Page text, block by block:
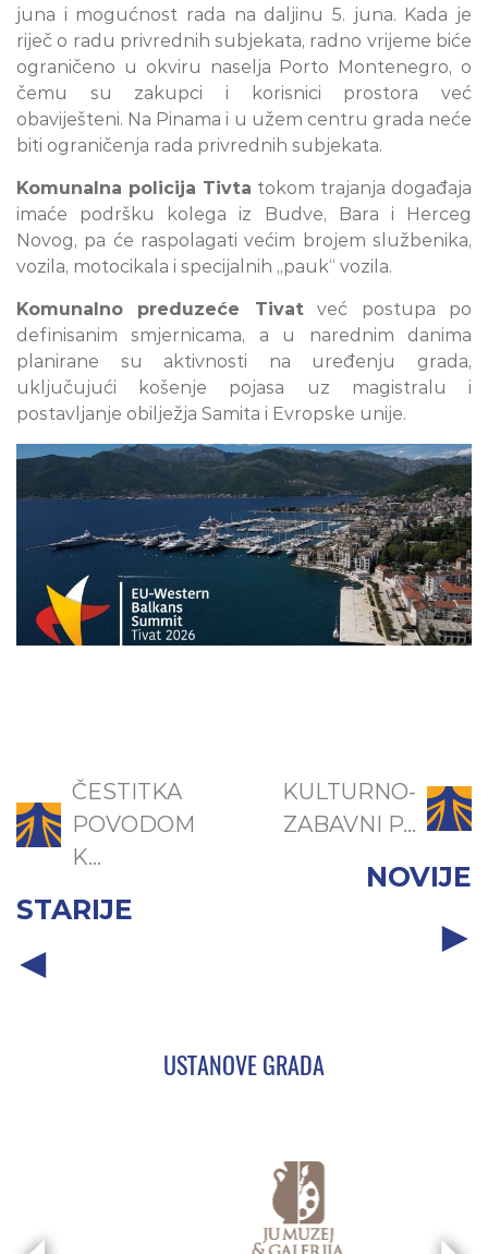
juna i mogućnost rada na daljinu 5. juna. Kada je
riječ o radu privrednih subjekata, radno vrijeme biće
ograničeno u okviru naselja Porto Montenegro, o
čemu su zakupci i korisnici prostora već
obaviješteni. Na Pinama i u užem centru grada neće
biti ograničenja rada privrednih subjekata.
Komunalna policija Tivta tokom trajanja događaja
imaće podršku kolega iz Budve, Bara i Herceg
Novog, pa će raspolagati većim brojem službenika,
vozila, motocikala i specijalnih „pauk“ vozila.
Komunalno preduzeće Tivatveć postupa po
definisanim smjernicama, a u narednim danima
planirane su aktivnosti na uređenju grada,
uključujući košenje pojasa uz magistralu i
postavljanje obilježja Samita i Evropske unije.
ČESTITKA
POVODOM
K...
STARIJE
KULTURNO-
ZABAVNI P...
NOVIJE
USTANOVE GRADA